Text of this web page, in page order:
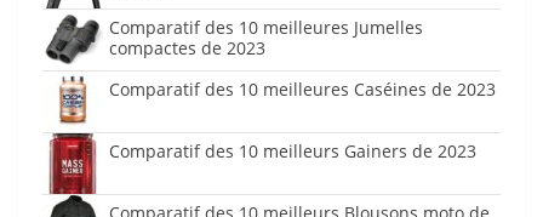
Comparatif des 10 meilleures Jumelles
compactes de 2023
Comparatif des 10 meilleures Caséines de 2023
Comparatif des 10 meilleurs Gainers de 2023